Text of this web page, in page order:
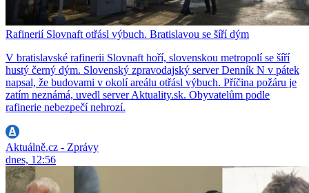
Rafinerií Slovnaft otřásl výbuch. Bratislavou se šíří dým
V bratislavské rafinerii Slovnaft hoří, slovenskou metropolí se šíří
hustý černý dým. Slovenský zpravodajský server Denník N v pátek
napsal, že budovami v okolí areálu otřásl výbuch. Příčina požáru je
zatím neznámá, uvedl server Aktuality.sk. Obyvatelům podle
rafinerie nebezpečí nehrozí.
Aktuálně.cz - Zprávy
dnes, 12:56